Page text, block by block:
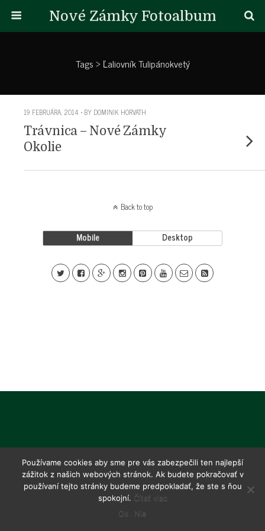
Nové Zámky Fotoalbum
Tags › Ľaliovník Tulipánokvetý
19 FEBRUÁRA, 2014 • BY DOMINIK HORVATH
Trávnica – Nové Zámky
Okolie
Back to top
Mobile Desktop
Používame cookies aby sme pre vás zabezpečili ten najlepší
zážitok z našich webových stránok. Ak budete pokračovať v
používaní tejto stránky budeme predpokladať, že ste s ňou
spokojní. Čítať viac
Ok
Nie